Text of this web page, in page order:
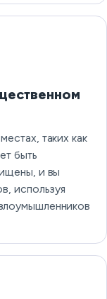
таких как
быть
и вы
используя